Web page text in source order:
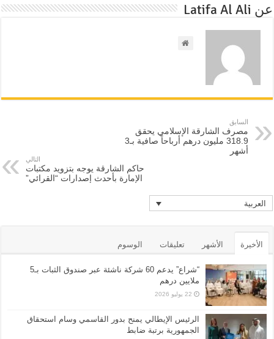
عن Latifa Al Ali
السابق
مصرف الشارقة الإسلامي يحقق
318.9 مليون درهم أرباحاً صافية بـ3
أشهر
التالي
حاكم الشارقة يوجه بتزويد مكتبات
الإمارة بأحدث إصدارات “القرائي”
العربية
الأخيرة الأشهر تعليقات الوسوم
“شراع” يدعم 60 شركة ناشئة عبر صندوق الثبات بـ5
ملايين درهم
22 يوليو 2026
الرئيس الإيطالي يمنح بدور القاسمي وسام استحقاق
الجمهورية برتبة ضابط